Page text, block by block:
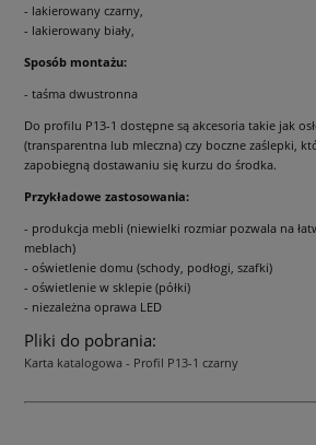
- lakierowany czarny,
- lakierowany biały,
Sposób montażu:
- taśma dwustronna
Do profilu P13-1 dostępne są akcesoria takie jak
(transparentna lub mleczna) czy boczne zaślepki,
zapobiegną dostawaniu się kurzu do środka.
Przykładowe zastosowania:
- produkcja mebli (niewielki rozmiar pozwala na
meblach)
- oświetlenie domu (schody, podłogi, szafki)
- oświetlenie w sklepie (półki)
- niezależna oprawa LED
Pliki do pobrania:
Karta katalogowa - Profil P13-1 czarny